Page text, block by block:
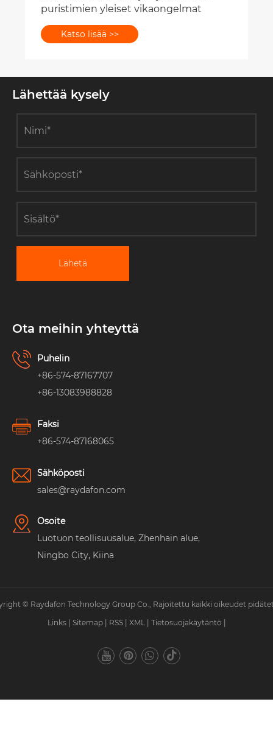
puristimien yleiset vikaongelmat
Katso lisää >>
Lähettää kysely
Lähetä
Ota meihin yhteyttä
Puhelin
+86-574-87167707
+86-13083988828
Faksi
+86-574-87168065
Sähköposti
sales@raydafon.com
Osoite
Luotuon teollisuusalue, Zhenhain alue,
Ningbo City, Kiina
© Raydafon Technology Group Co., Rajoitettu kaikki oikeudet
Links
Sitemap RSS XML Tietosuojakäytäntö